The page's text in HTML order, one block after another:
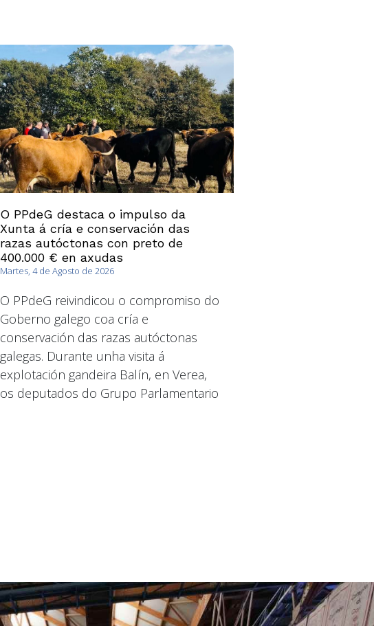
O PPdeG destaca o impulso da
Xunta á cría e conservación das
razas autóctonas con preto de
400.000 € en axudas
Martes, 4 de Agosto de 2026
O PPdeG reivindicou o compromiso do
Goberno galego coa cría e
conservación das razas autóctonas
galegas. Durante unha visita á
explotación gandeira Balín, en Verea,
os deputados do Grupo Parlamentario